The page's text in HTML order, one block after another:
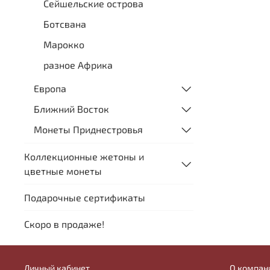
Сейшельские острова
Ботсвана
Марокко
разное Африка
Европа
Ближний Восток
Монеты Приднестровья
Коллекционные жетоны и
цветные монеты
Подарочные сертификаты
Скоро в продаже!
Личный кабинет
О